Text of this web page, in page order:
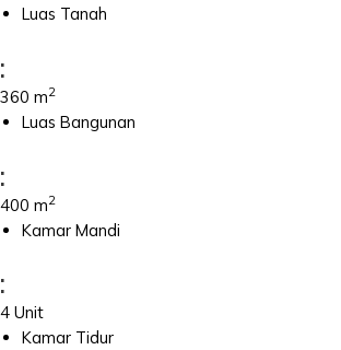
Luas Tanah
:
360 m2
Luas Bangunan
:
400 m2
Kamar Mandi
:
4 Unit
Kamar Tidur